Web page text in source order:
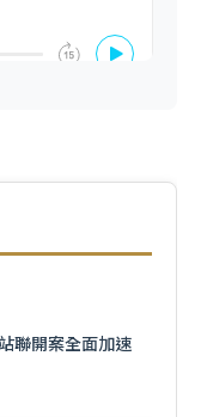
聯開案全面加速